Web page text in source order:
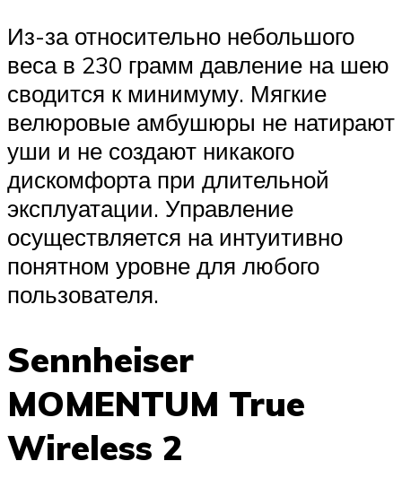
Из-за относительно небольшого
веса в 230 грамм давление на шею
сводится к минимуму. Мягкие
велюровые амбушюры не натирают
уши и не создают никакого
дискомфорта при длительной
эксплуатации. Управление
осуществляется на интуитивно
понятном уровне для любого
пользователя.
Sennheiser
MOMENTUM True
Wireless 2